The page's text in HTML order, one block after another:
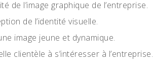
de l’image graphique de l’entreprise.
de l’identité visuelle.
image jeune et dynamique.
clientèle à s’intéresser à l’entreprise.